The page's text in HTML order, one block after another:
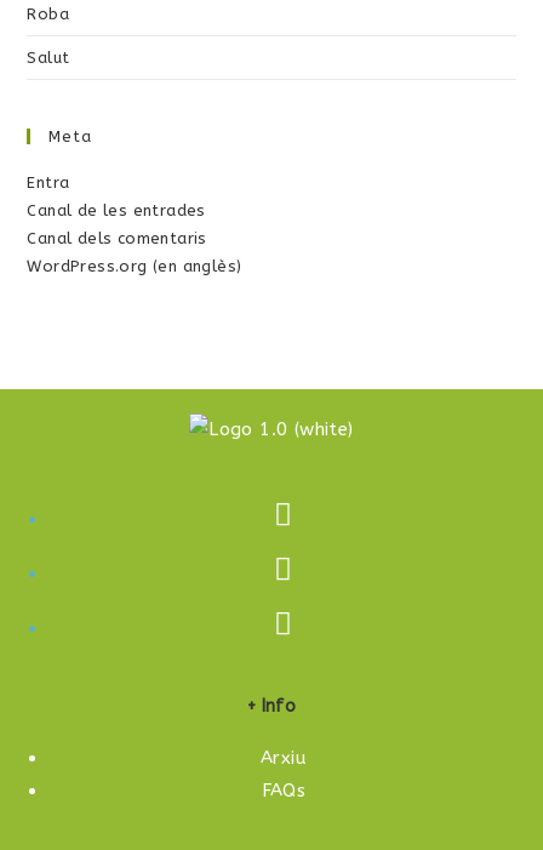
Roba
Salut
Meta
Entra
Canal de les entrades
Canal dels comentaris
WordPress.org (en anglès)
+ Info
Arxiu
FAQs